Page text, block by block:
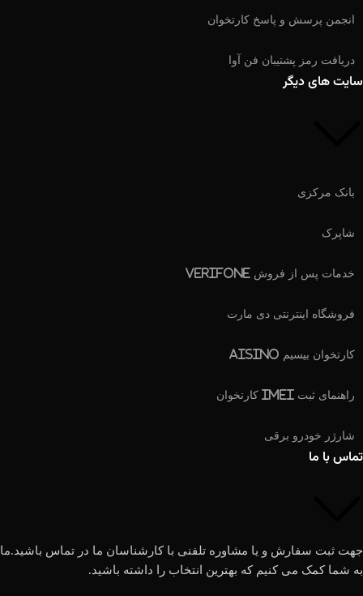
انجمن پرسش و پاسخ کارتخوان
دریافت رمز پشتیبان فن آوا
سایت های دیگر
بانک مرکزی
شاپرک
خدمات پس از فروش Verifone
فروشگاه اینترنتی دی مارت
کارتخوان بیسیم Aisino
راهنمای ثبت IMEI کارتخوان
شارژر خودرو برقی
تماس با ما
جهت ثبت سفارش و یا مشاوره تلفنی با کارشناسان ما در تماس باشید.ما
به شما کمک می کنیم که بهترین انتخاب را داشته باشید.